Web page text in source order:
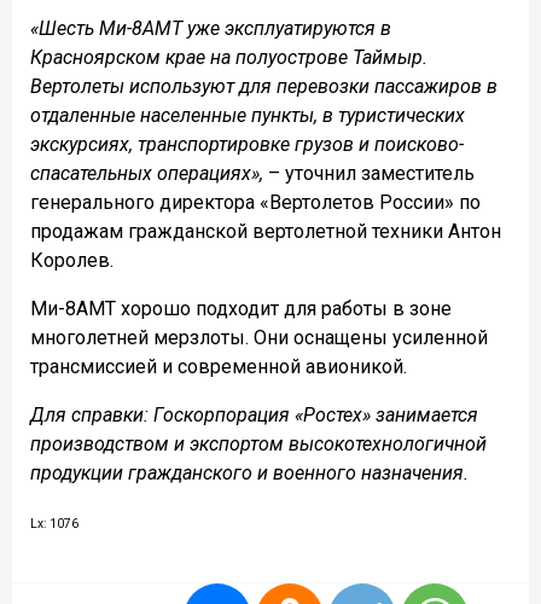
«Шесть Ми-8АМТ уже эксплуатируются в
Красноярском крае на полуострове Таймыр.
Вертолеты используют для перевозки пассажиров в
отдаленные населенные пункты, в туристических
экскурсиях, транспортировке грузов и поисково-
спасательных операциях», – уточнил заместитель
генерального директора «Вертолетов России» по
продажам гражданской вертолетной техники Антон
Королев.
Ми-8АМТ хорошо подходит для работы в зоне
многолетней мерзлоты. Они оснащены усиленной
трансмиссией и современной авионикой.
Для справки: Госкорпорация «Ростех» занимается
производством и экспортом высокотехнологичной
продукции гражданского и военного назначения.
Lx: 1076